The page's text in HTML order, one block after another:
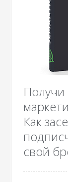
Получи
Как
свой